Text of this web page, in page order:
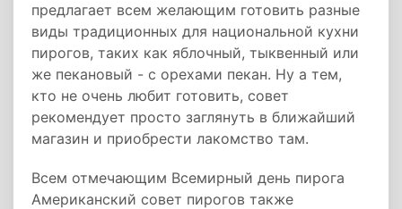
предлагает всем желающим готовить разные
виды традиционных для национальной кухни
пирогов, таких как яблочный, тыквенный или
же пекановый - с орехами пекан. Ну а тем,
кто не очень любит готовить, совет
рекомендует просто заглянуть в ближайший
магазин и приобрести лакомство там.
Всем отмечающим Всемирный день пирога
Американский совет пирогов также